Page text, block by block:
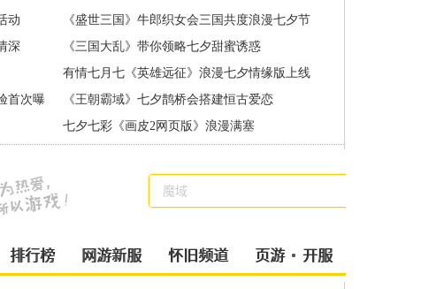
动
《盛世三国》牛郎织女会三国共度浪漫七夕节
深
《三国大乱》带你领略七夕甜蜜诱惑
有情七月七《英雄远征》浪漫七夕情缘版上线
首次曝
《王朝霸域》七夕鹊桥会搭建恒古爱恋
七夕七彩《画皮2网页版》浪漫满塞